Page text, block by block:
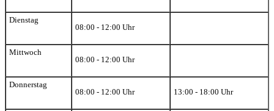
Dienstag
08:00 - 12:00 Uhr
Mittwoch
08:00 - 12:00 Uhr
Donnerstag
08:00 - 12:00 Uhr
13:00 - 18:00 Uhr